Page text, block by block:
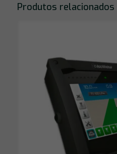
Produtos relacionados